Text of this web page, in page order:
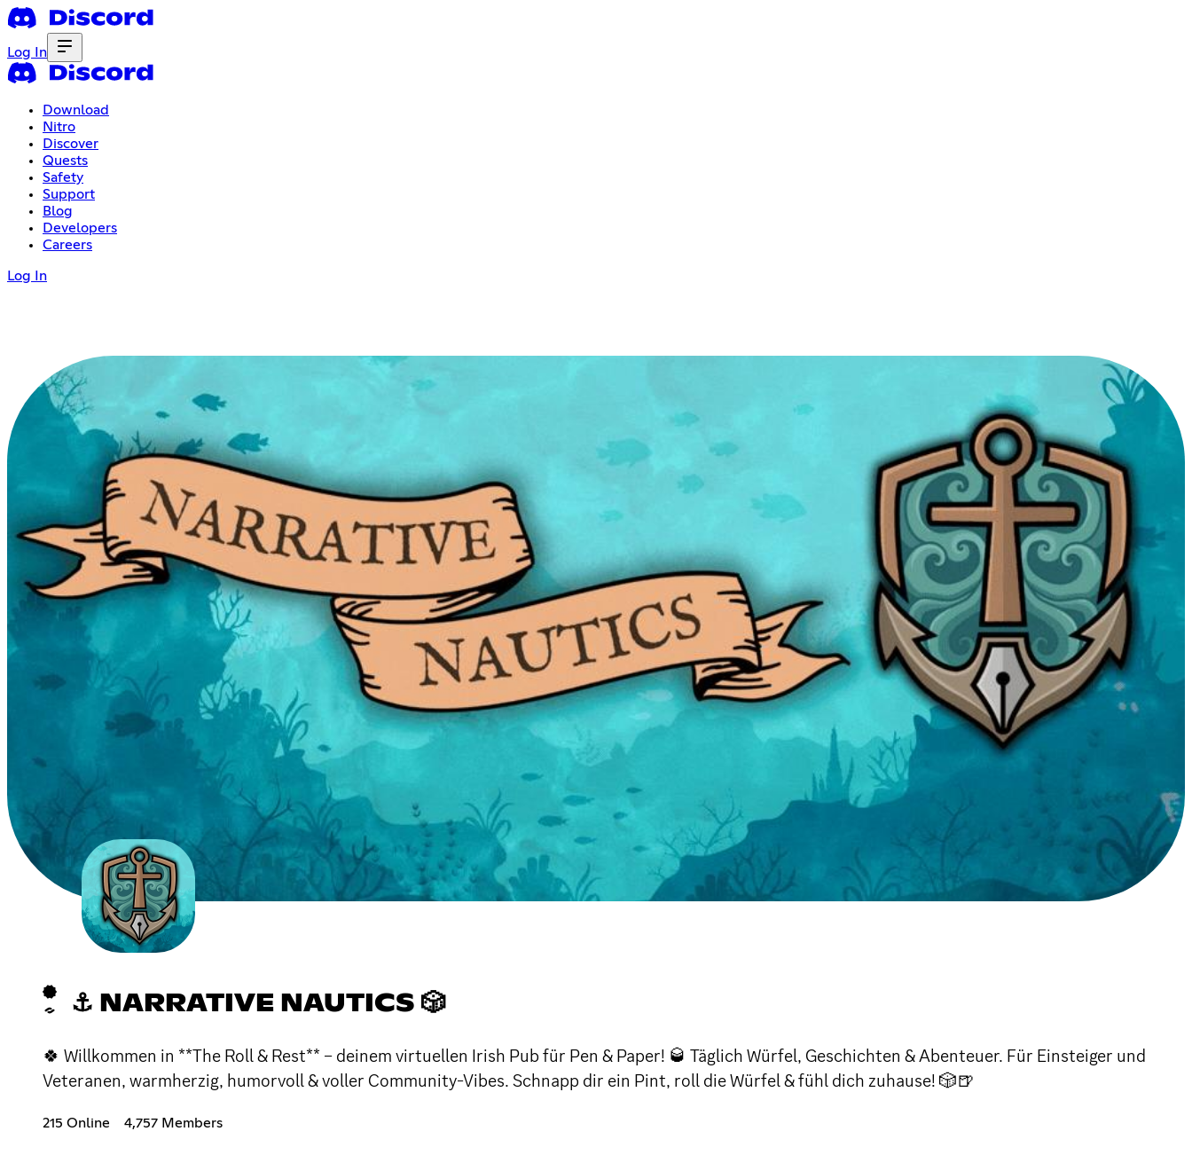
Log In
Download
Nitro
Discover
Quests
Safety
Support
Blog
Developers
Careers
Log In
⚓ NARRATIVE NAUTICS 🎲
🍀 Willkommen in **The Roll & Rest** – deinem virtuellen Irish Pub für Pen & Paper! 🥃 Täglich Würfel, Geschichten & Abenteuer. Für Einsteiger und
Veteranen, warmherzig, humorvoll & voller Community-Vibes. Schnapp dir ein Pint, roll die Würfel & fühl dich zuhause! 🎲🍺
215 Online 4,757 Members